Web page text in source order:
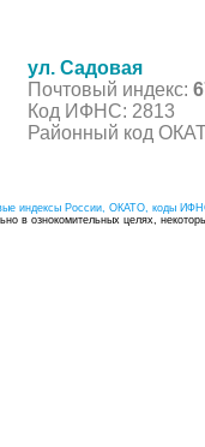
ул. Садовая
Почтовый индекс:
Код ИФНС: 2813
Районный код
индексы России, ОКАТО, коды
в ознокомительных целях,